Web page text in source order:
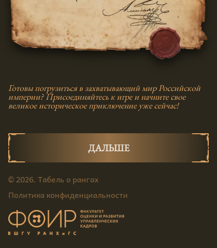
Готовы погрузиться в захватывающий мир Российской
империи? Присоединяйтесь к игре и начните свое
великое историческое приключение уже сейчас!
ДАЛЬШЕ
©2026. Табель о рангах
Политика конфиденциальности